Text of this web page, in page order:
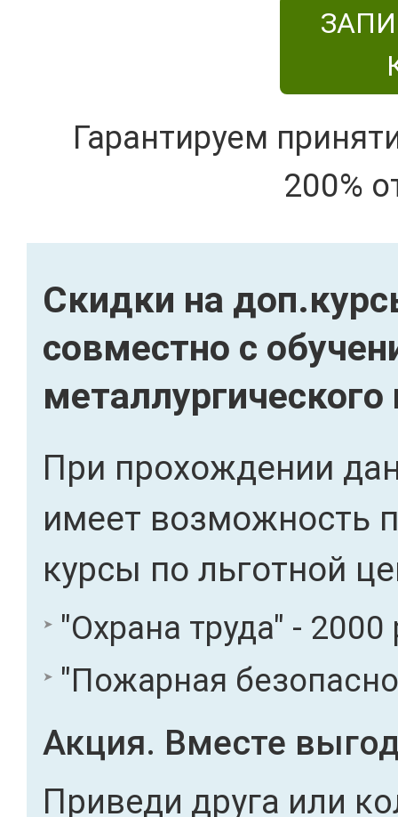
Гарантируем
200%
Скидки на
совместно с
При прохождении
имеет возможность
курсы по льготной
"Охрана труда" - 2000
"Пожарная
Акция. Вместе
Приведи друга или